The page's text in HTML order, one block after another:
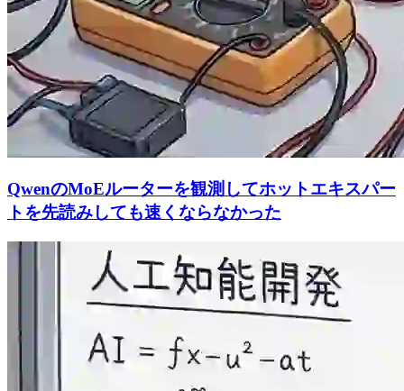
QwenのMoEルーターを観測してホットエキスパー
トを先読みしても速くならなかった